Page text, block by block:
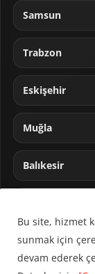
Samsun
Trabzon
Eskişehir
Muğla
Balıkesir
Bu site, hizmet
sunmak için
devam ederek